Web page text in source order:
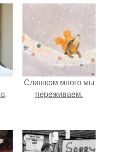
Слишком много мы
пеpеживаем.